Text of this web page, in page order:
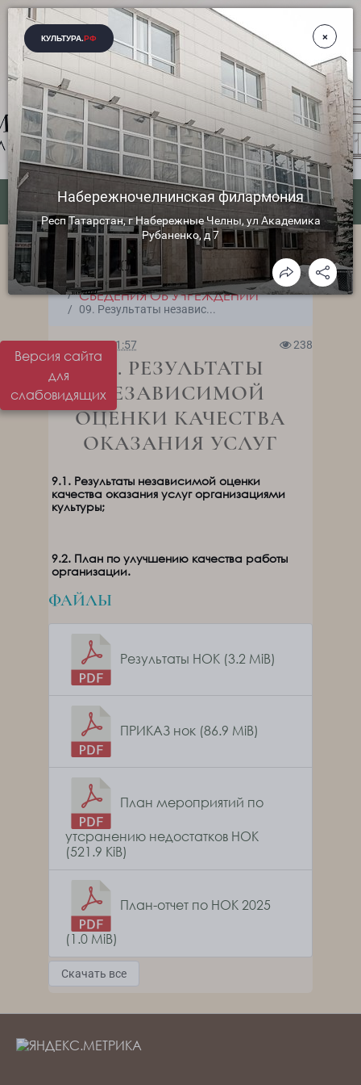
Версия сайта
для
слабовидящих
ГЛАВНАЯ
СВЕДЕНИЯ ОБ УЧРЕЖДЕНИИ
09. Результаты независ...
29.05.2018 11:57 238
09. РЕЗУЛЬТАТЫ
НЕЗАВИСИМОЙ
ОЦЕНКИ КАЧЕСТВА
ОКАЗАНИЯ УСЛУГ
9.1. Результаты независимой оценки
качества оказания услуг организациями
культуры;
9.2. План по улучшению качества работы
организации.
ФАЙЛЫ
Результаты НОК (3.2 MiB)
ПРИКАЗ нок (86.9 MiB)
План мероприятий по
утсранению недостатков НОК
(521.9 KiB)
План-отчет по НОК 2025
(1.0 MiB)
Скачать все